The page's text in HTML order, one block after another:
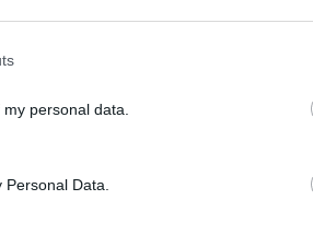
personal data.
Data.
περιφέρεια Βένετο, της